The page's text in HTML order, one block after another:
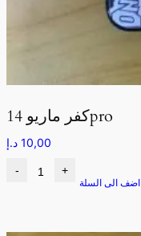
كفر ماريو 14pro
10,00 د.إ
- +
اضف الى السلة